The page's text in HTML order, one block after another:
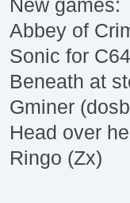
New games:
Abbey of
Sonic for
Beneath at
Gminer
Head over
Ringo (Zx)